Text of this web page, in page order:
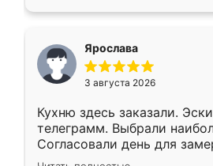
Ярослава
3 августа 2026
Кухню здесь заказали.
телеграмм. Выбрали
Согласовали день для
недели кухня была уже